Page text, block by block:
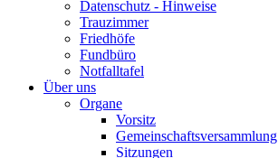
Datenschutz - Hinweise
Trauzimmer
Friedhöfe
Fundbüro
Notfalltafel
Über uns
Organe
Vorsitz
Gemeinschaftsversammlung
Sitzungen